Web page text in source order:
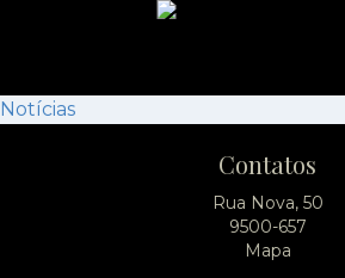
Notícias
Contatos
Rua Nova, 50
9500-657
Mapa